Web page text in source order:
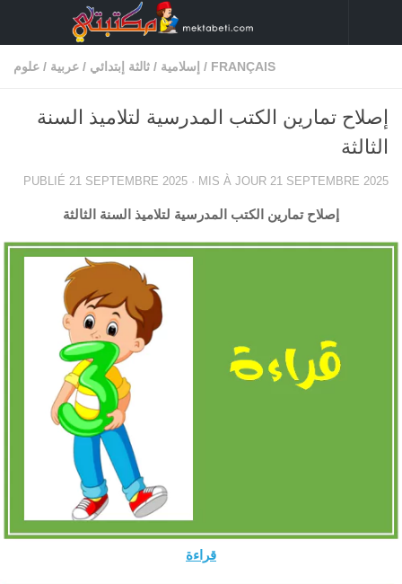
Skip to content
FRANÇAIS
/ إسلامية / ثالثة إبتدائي / عربية / علوم
إصلاح تمارين الكتب المدرسية لتلاميذ السنة
الثالثة
PUBLIÉ 21 SEPTEMBRE 2025 · MIS À JOUR 21 SEPTEMBRE 2025
إصلاح تمارين الكتب المدرسية لتلاميذ السنة الثالثة
قراءة